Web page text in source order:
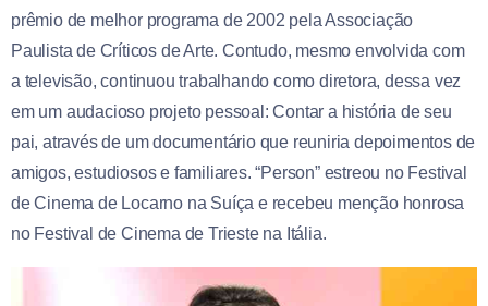
prêmio de melhor programa de 2002 pela Associação
Paulista de Críticos de Arte. Contudo, mesmo envolvida com
a televisão, continuou trabalhando como diretora, dessa vez
em um audacioso projeto pessoal: Contar a história de seu
pai, através de um documentário que reuniria depoimentos de
amigos, estudiosos e familiares. “Person” estreou no Festival
de Cinema de Locarno na Suíça e recebeu menção honrosa
no Festival de Cinema de Trieste na Itália.